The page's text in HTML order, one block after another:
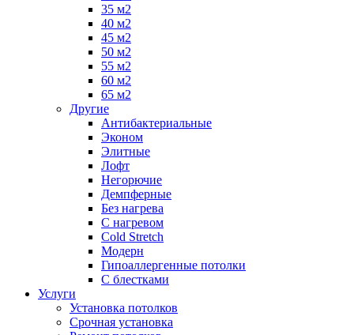
35 м2
40 м2
45 м2
50 м2
55 м2
60 м2
65 м2
Другие
Антибактериальные
Эконом
Элитные
Лофт
Негорючие
Демпферные
Без нагрева
С нагревом
Cold Stretch
Модерн
Гипоаллергенные потолки
С блестками
Услуги
Установка потолков
Срочная установка